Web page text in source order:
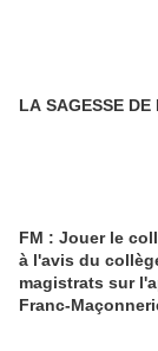
LA SAGESSE DE
FM : Jouer le
à l'avis du
magistrats sur
Franc-